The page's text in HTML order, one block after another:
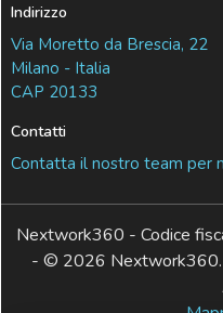
Indirizzo
Via Moretto da Brescia, 22
Milano - Italia
CAP 20133
Contatti
Contatta il nostro team per
Nextwork360 - Codice
- © 2026 Nextwork360.